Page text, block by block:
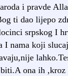
i pravde
ti dao lijepo
srpskog I
nama koji
biti.A ona ih